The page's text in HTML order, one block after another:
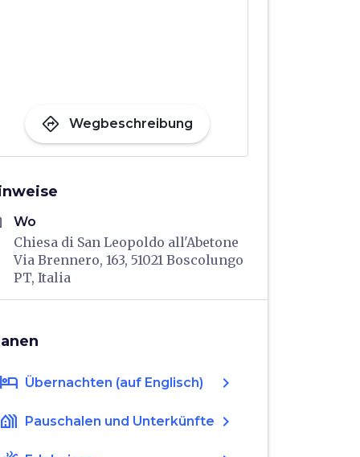
directions Wegbeschreibung
Wo
Chiesa di San Leopoldo all'Abetone
Via Brennero, 163, 51021 Boscolungo
PT, Italia
hotel Übernachten (auf Englisch) chevron_right
holiday_village Pauschalen und Unterkünfte chevron_right